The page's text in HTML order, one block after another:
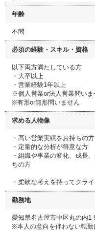
年齢
不問
必須の経験・スキル・資格
以下両方満たしている方
・大卒以上
・営業経験1年以上
※個人営業or法人営業問いま
※有形or無形問いません
求める人物像
・高い営業実績をお持ちの方
・定量的な分析が得意な方
・組織や事業の変化、成長
ちの方
・柔軟な考えを持ってクラ
勤務地
愛知県名古屋市中区丸の内
※本人の意向を伴わない転勤